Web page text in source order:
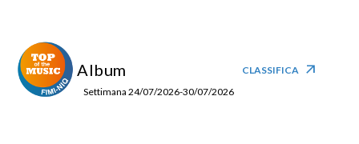
Album
Settimana 24/07/2026-30/07/2026
CLASSIFICA arrow_outward